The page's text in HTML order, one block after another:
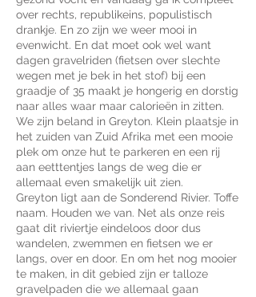
over rechts, republikeins, populistisch
drankje. En zo zijn we weer mooi in
evenwicht. En dat moet ook wel want
dagen gravelriden (fietsen over slechte
wegen met je bek in het stof) bij een
graadje of 35 maakt je hongerig en dorstig
naar alles waar maar calorieën in zitten.
We zijn beland in Greyton. Klein plaatsje in
het zuiden van Zuid Afrika met een mooie
plek om onze hut te parkeren en een rij
aan eetttentjes langs de weg die er
allemaal even smakelijk uit zien.
Greyton ligt aan de Sonderend Rivier. Toffe
naam. Houden we van. Net als onze reis
gaat dit riviertje eindeloos door dus
wandelen, zwemmen en fietsen we er
langs, over en door. En om het nog mooier
te maken, in dit gebied zijn er talloze
gravelpaden die we allemaal gaan